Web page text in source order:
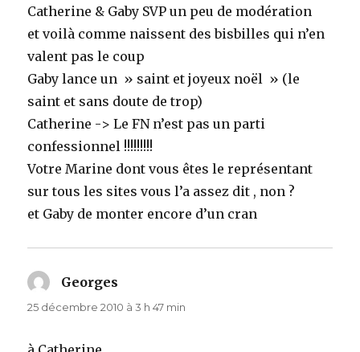
Catherine & Gaby SVP un peu de modération
et voilà comme naissent des bisbilles qui n’en
valent pas le coup
Gaby lance un » saint et joyeux noël » (le
saint et sans doute de trop)
Catherine -> Le FN n’est pas un parti
confessionnel !!!!!!!!!
Votre Marine dont vous êtes le représentant
sur tous les sites vous l’a assez dit , non ?
et Gaby de monter encore d’un cran
Georges
25 décembre 2010 à 3 h 47 min